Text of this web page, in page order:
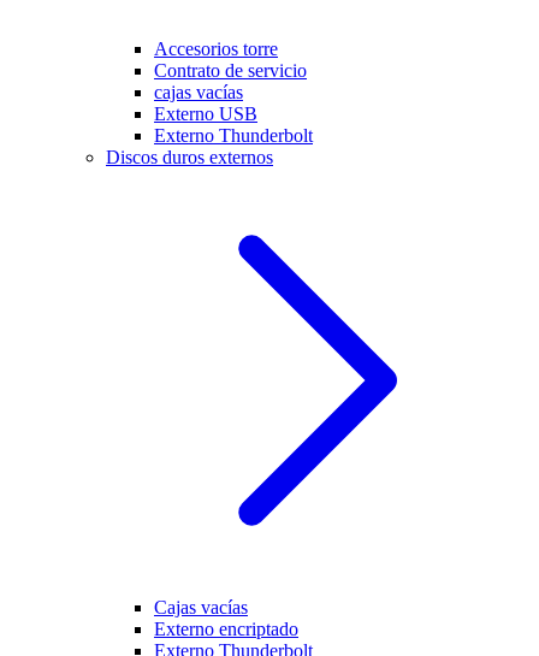
Accesorios torre
Contrato de servicio
cajas vacías
Externo USB
Externo Thunderbolt
Discos duros externos
Cajas vacías
Externo encriptado
Externo Thunderbolt